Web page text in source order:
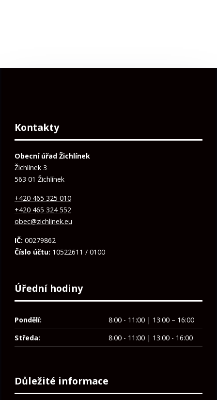
Kontakty
Obecní úřad Žichlínek
Žichlínek 3
563 01 Žichlínek
+420 465 325 010
+420 465 324 552
obec@zichlinek.eu
IČ: 00279862
Číslo účtu: 10522611 / 0100
Úřední hodiny
Pondělí:
8:00 - 11:00 | 13:00 – 16:00
Středa:
8:00 - 11:00 | 13:00 - 16:00
Důležité informace